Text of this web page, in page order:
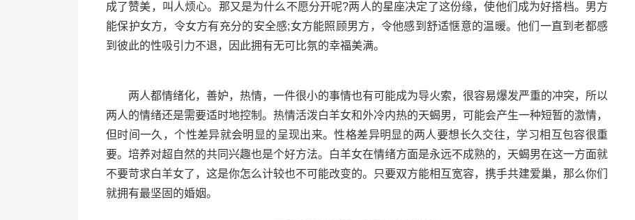
成了赞美，叫人烦心。那又是为什么不愿分开呢?两人的星座决定了这份缘，使他们成为好搭档。男方
能保护女方，令女方有充分的安全感;女方能照顾男方，令他感到舒适惬意的温暖。他们一直到老都感
到彼此的性吸引力不退，因此拥有无可比氛的幸福美满。
两人都情绪化，善妒，热情，一件很小的事情也有可能成为导火索，很容易爆发严重的冲突，所以
两人的情绪还是需要适时地控制。热情活泼白羊女和外冷内热的天蝎男，可能会产生一种短暂的激情，
但时间一久，个性差异就会明显的呈现出来。性格差异明显的两人要想长久交往，学习相互包容很重
要。培养对超自然的共同兴趣也是个好方法。白羊女在情绪方面是永远不成熟的，天蝎男在这一方面就
不要苛求白羊女了，这是你怎么计较也不可能改变的。只要双方能相互宽容，携手共建爱巢，那么你们
就拥有最坚固的婚姻。